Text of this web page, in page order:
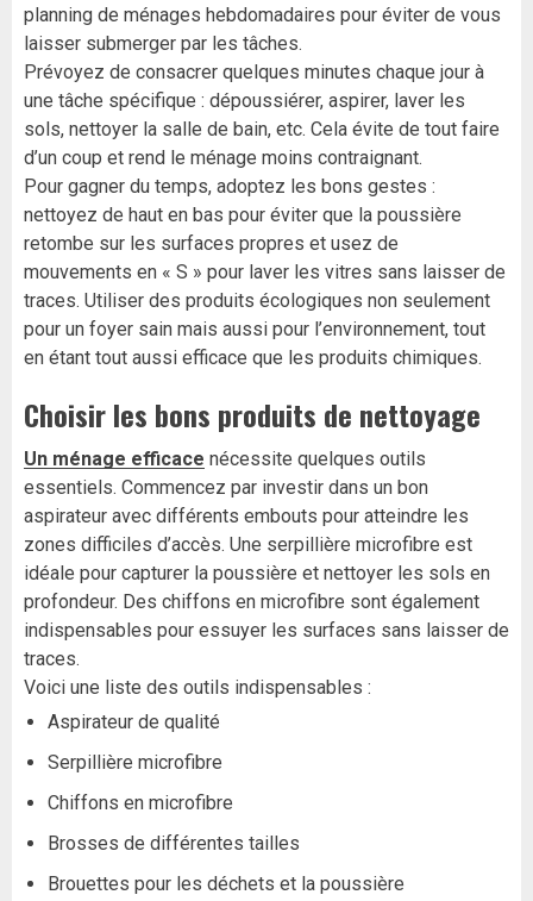
planning de ménages hebdomadaires pour éviter de vous
laisser submerger par les tâches.
Prévoyez de consacrer quelques minutes chaque jour à
une tâche spécifique : dépoussiérer, aspirer, laver les
sols, nettoyer la salle de bain, etc. Cela évite de tout faire
d’un coup et rend le ménage moins contraignant.
Pour gagner du temps, adoptez les bons gestes :
nettoyez de haut en bas pour éviter que la poussière
retombe sur les surfaces propres et usez de
mouvements en « S » pour laver les vitres sans laisser de
traces. Utiliser des produits écologiques non seulement
pour un foyer sain mais aussi pour l’environnement, tout
en étant tout aussi efficace que les produits chimiques.
Choisir les bons produits de nettoyage
Un ménage efficace nécessite quelques outils
essentiels. Commencez par investir dans un bon
aspirateur avec différents embouts pour atteindre les
zones difficiles d’accès. Une serpillière microfibre est
idéale pour capturer la poussière et nettoyer les sols en
profondeur. Des chiffons en microfibre sont également
indispensables pour essuyer les surfaces sans laisser de
traces.
Voici une liste des outils indispensables :
Aspirateur de qualité
Serpillière microfibre
Chiffons en microfibre
Brosses de différentes tailles
Brouettes pour les déchets et la poussière